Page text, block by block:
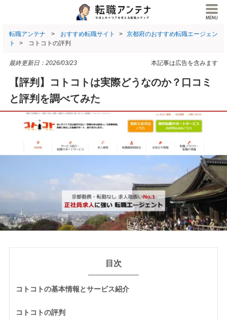
転職アンテナ おすすめ転職サイト
京都府のおすすめ転職エージェン
ト
コトコトの評判
本記事は広告を含みます
最終更新日： 2026/03/23
【評判】コトコトは実際どうなのか？口コミ
と評判を調べてみた
目次
コトコトの基本情報とサービス紹介
コトコトの評判